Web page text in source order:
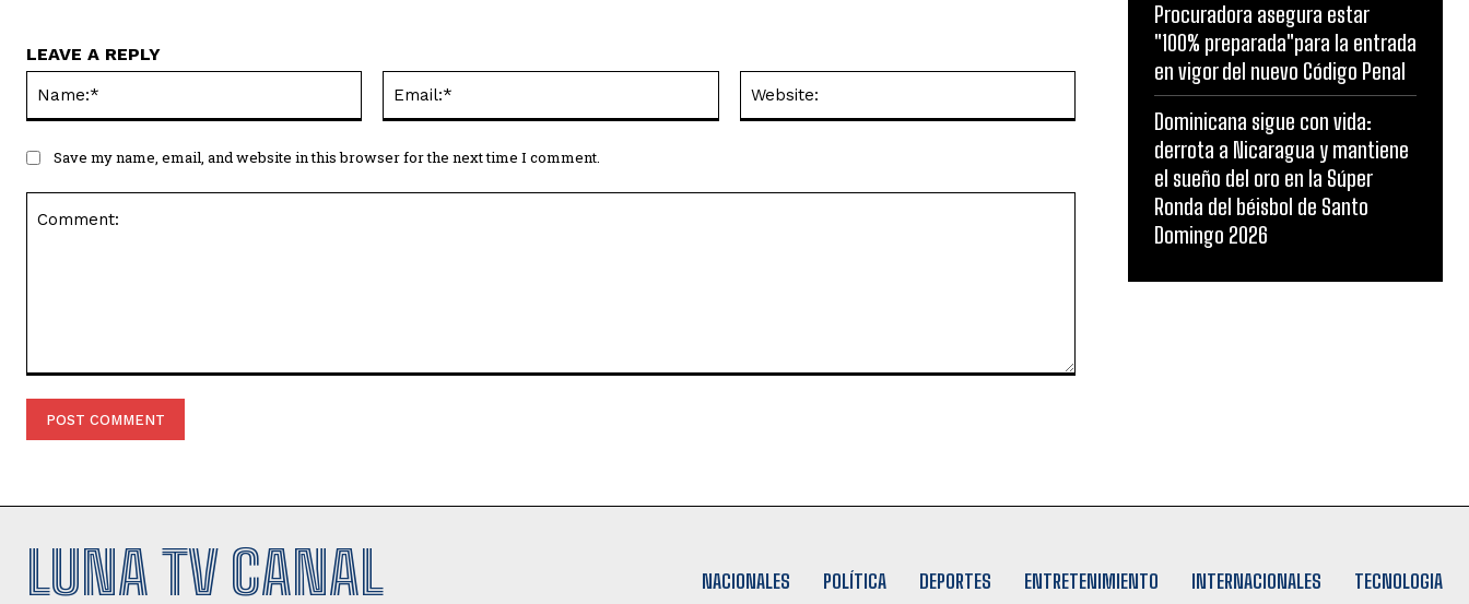
LEAVE A REPLY
Save my name, email, and website in this browser for the next time I comment.
Procuradora asegura estar
"100% preparada"para la entrada
en vigor del nuevo Código Penal
Dominicana sigue con vida:
derrota a Nicaragua y mantiene
el sueño del oro en la Súper
Ronda del béisbol de Santo
Domingo 2026
LUNA TV CANAL
NACIONALES POLÍTICA DEPORTES ENTRETENIMIENTO INTERNACIONALES TECNOLOGIA